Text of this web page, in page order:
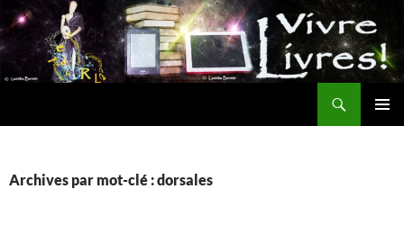
Aller
au
contenu
Archives par mot-clé : dorsales